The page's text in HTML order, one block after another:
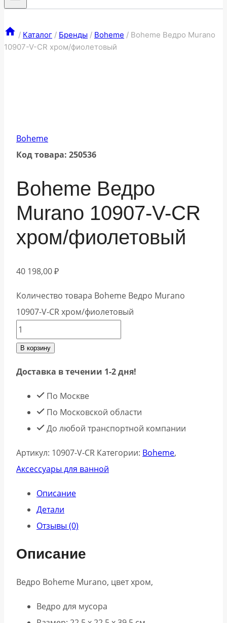
/ Каталог / Бренды / Boheme / Boheme Ведро Murano
10907-V-CR хром/фиолетовый
Boheme
Код товара: 250536
Boheme Ведро
Murano 10907-V-CR
хром/фиолетовый
40 198,00₽
Количество товара Boheme Ведро Murano
10907-V-CR хром/фиолетовый
В корзину
Доставка в течении 1-2 дня!
По Москве
По Московской области
До любой транспортной компании
Артикул: 10907-V-CR Категории: Boheme,
Аксессуары для ванной
Описание
Детали
Отзывы (0)
Описание
Ведро Boheme Murano, цвет хром,
Ведро для мусора